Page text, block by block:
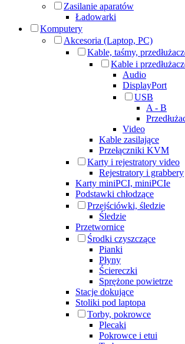
Zasilanie aparatów
Ładowarki
Komputery
Akcesoria (Laptop, PC)
Kable, taśmy,
Kable i
Audio
DisplayPort
USB
A - B
Video
Kable zasilające
Przełączniki KVM
Karty i rejestratory video
Rejestratory i grabbery
Karty miniPCI, miniPCIe
Podstawki chłodzące
Przejściówki, śledzie
Śledzie
Przetwornice
Środki czyszczące
Pianki
Płyny
Ściereczki
Sprężone powietrze
Stacje dokujące
Stoliki pod laptopa
Torby, pokrowce
Plecaki
Pokrowce i etui